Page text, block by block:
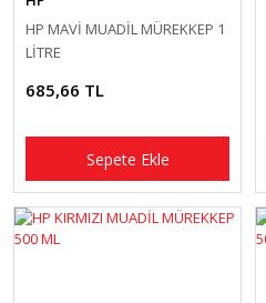
HP MAVİ MUADİL MÜREKKEP 1
LİTRE
685,66 TL
Sepete Ekle